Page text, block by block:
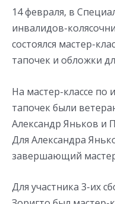
14 февраля, в
инвалидов-
состоялся мастер-
тапочек и обложки
На мастер-классе
тапочек были
Александр Яньков и
Для Александра
завершающий
Для участника 3-их